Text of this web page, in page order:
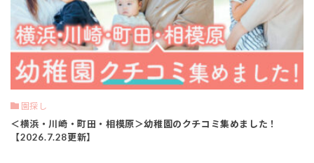
園探し
＜横浜・川崎・町田・相模原＞幼稚園のクチコミ集めました！
【2026.7.28更新】